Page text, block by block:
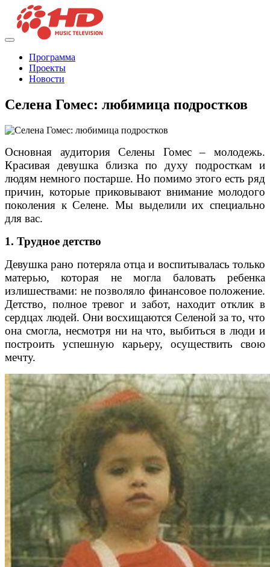
Программа
Проекты
Новости
Селена Гомес: любимица подростков
Основная аудитория Селены Гомес – молодежь.
Красивая девушка близка по духу подросткам и
людям немного постарше. Но помимо этого есть ряд
причин, которые приковывают внимание молодого
поколения к Селене. Мы выделили их специально
для вас.
1. Трудное детство
Девушка рано потеряла отца и воспитывалась только
матерью, которая не могла баловать ребенка
излишествами: не позволяло финансовое положение.
Детство, полное тревог и забот, находит отклик в
сердцах людей. Они восхищаются Селеной за то, что
она смогла, несмотря ни на что, выбиться в люди и
построить успешную карьеру, осуществить свою
мечту.